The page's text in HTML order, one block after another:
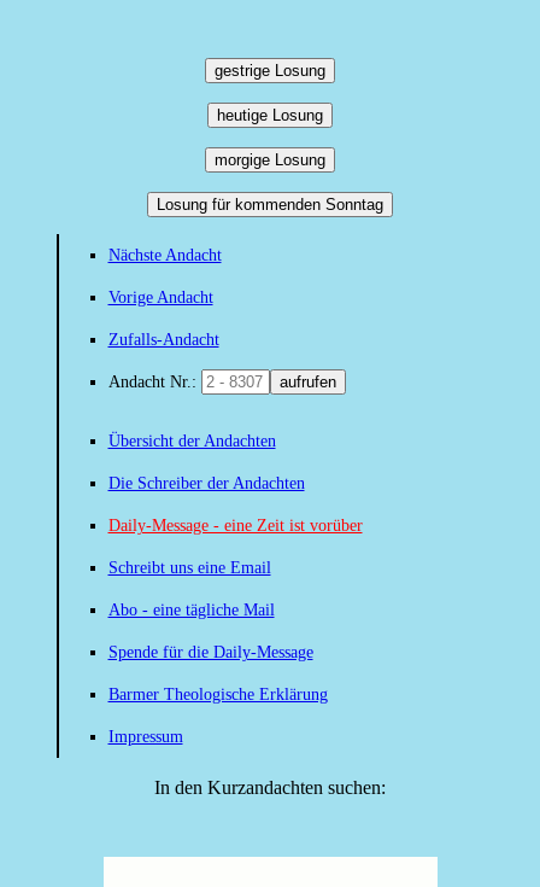
gestrige Losung
heutige Losung
morgige Losung
Losung für kommenden Sonntag
Nächste Andacht
Vorige Andacht
Zufalls-Andacht
Andacht Nr.: aufrufen
Übersicht der Andachten
Die Schreiber der Andachten
Daily-Message - eine Zeit ist vorüber
Schreibt uns eine Email
Abo - eine tägliche Mail
Spende für die Daily-Message
Barmer Theologische Erklärung
Impressum
In den Kurzandachten suchen: